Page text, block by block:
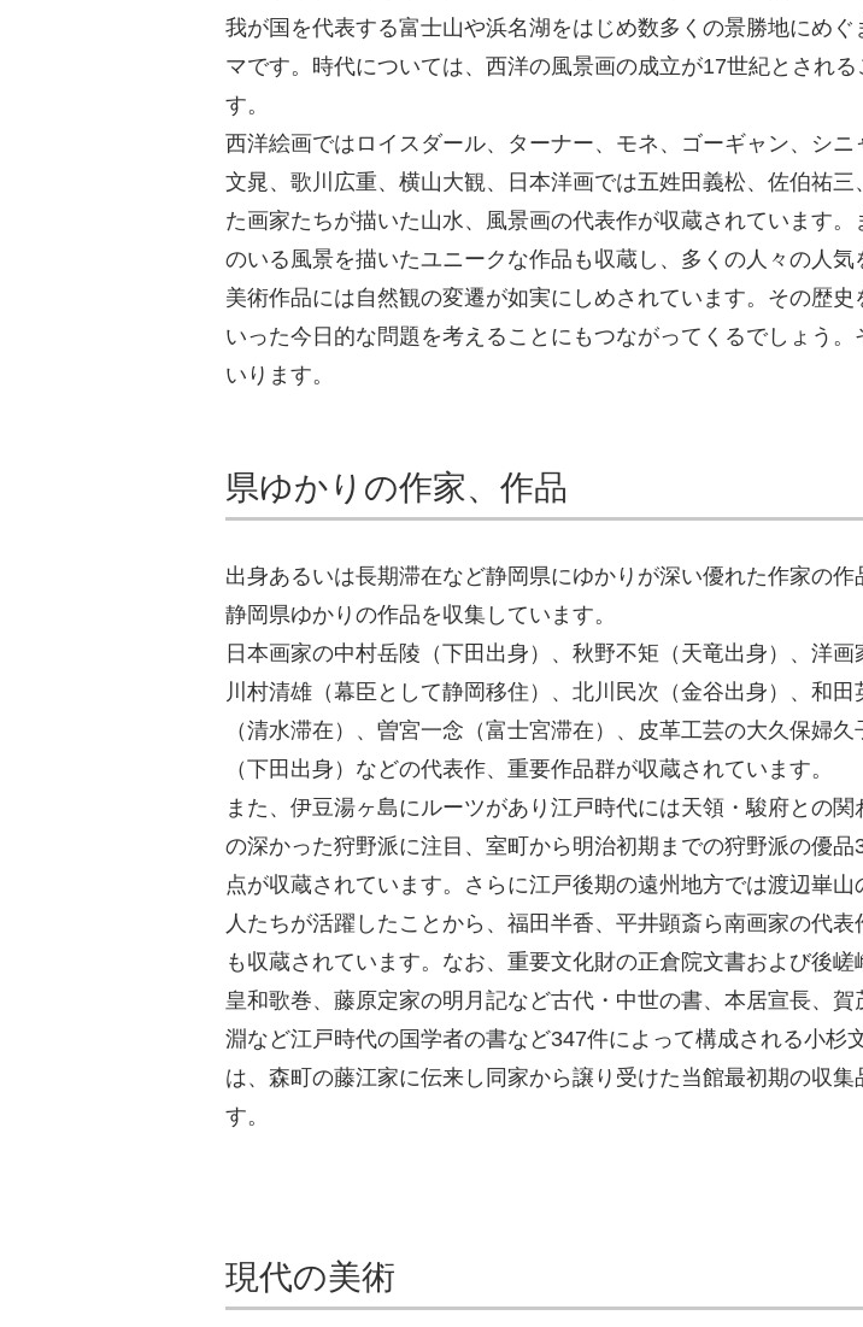
我が国を代表する富士山や浜名湖をはじめ数多くの景勝地にめ
マです。時代については、西洋の風景画の成立が17世紀とされ
す。
西洋絵画ではロイスダール、ターナー、モネ、ゴーギャン、シ
文晁、歌川広重、横山大観、日本洋画では五姓田義松、佐伯祐
た画家たちが描いた山水、風景画の代表作が収蔵されています
のいる風景を描いたユニークな作品も収蔵し、多くの人々の人気
美術作品には自然観の変遷が如実にしめされています。その歴
いった今日的な問題を考えることにもつながってくるでしょう
いります。
県ゆかりの作家、作品
出身あるいは長期滞在など静岡県にゆかりが深い優れた作家の作
静岡県ゆかりの作品を収集しています。
日本画家の中村岳陵（下田出身）、秋野不矩（天竜出身）、洋画
川村清雄（幕臣として静岡移住）、北川民次（金谷出身）、和田
（清水滞在）、曽宮一念（富士宮滞在）、皮革工芸の大久保婦久
（下田出身）などの代表作、重要作品群が収蔵されています。
また、伊豆湯ヶ島にルーツがあり江戸時代には天領・駿府との関
の深かった狩野派に注目、室町から明治初期までの狩野派の優品
点が収蔵されています。さらに江戸後期の遠州地方では渡辺崋山
人たちが活躍したことから、福田半香、平井顕斎ら南画家の代表
も収蔵されています。なお、重要文化財の正倉院文書および後嵯
皇和歌巻、藤原定家の明月記など古代・中世の書、本居宣長、賀
淵など江戸時代の国学者の書など347件によって構成される小杉
は、森町の藤江家に伝来し同家から譲り受けた当館最初期の収集
す。
現代の美術